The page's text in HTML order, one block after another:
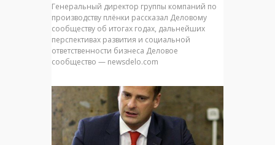
Генеральный директор группы компаний по
производству плёнки рассказал Деловому
сообществу об итогах годах, дальнейших
перспективах развития и социальной
ответственности бизнеса Деловое
сообщество — newsdelo.com